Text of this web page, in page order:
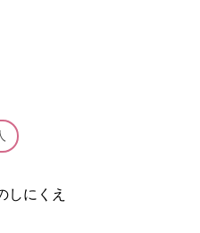
しにくえ